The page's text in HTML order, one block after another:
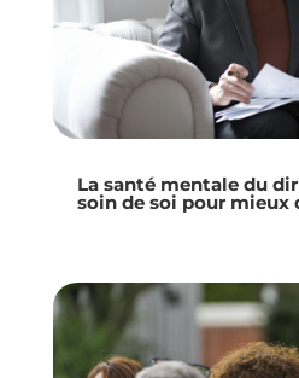
La santé mentale du
soin de soi pour mieux